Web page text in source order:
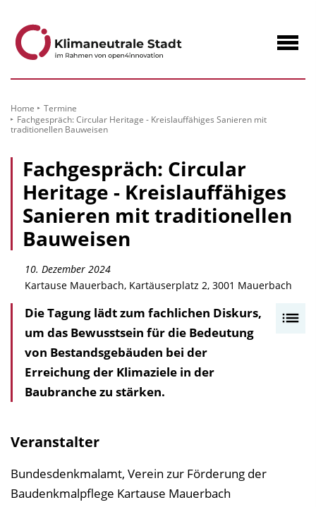
Home
Termine
Fachgespräch: Circular Heritage - Kreislauffähiges Sanieren mit
traditionellen Bauweisen
Fachgespräch: Circular
Heritage - Kreislauffähiges
Sanieren mit traditionellen
Bauweisen
10. Dezember 2024
Kartause Mauerbach, Kartäuserplatz 2, 3001 Mauerbach
Die Tagung lädt zum fachlichen Diskurs,
um das Bewusstsein für die Bedeutung
von Bestandsgebäuden bei der
Erreichung der Klimaziele in der
Baubranche zu stärken.
Veranstalter
Bundesdenkmalamt, Verein zur Förderung der
Baudenkmalpflege Kartause Mauerbach